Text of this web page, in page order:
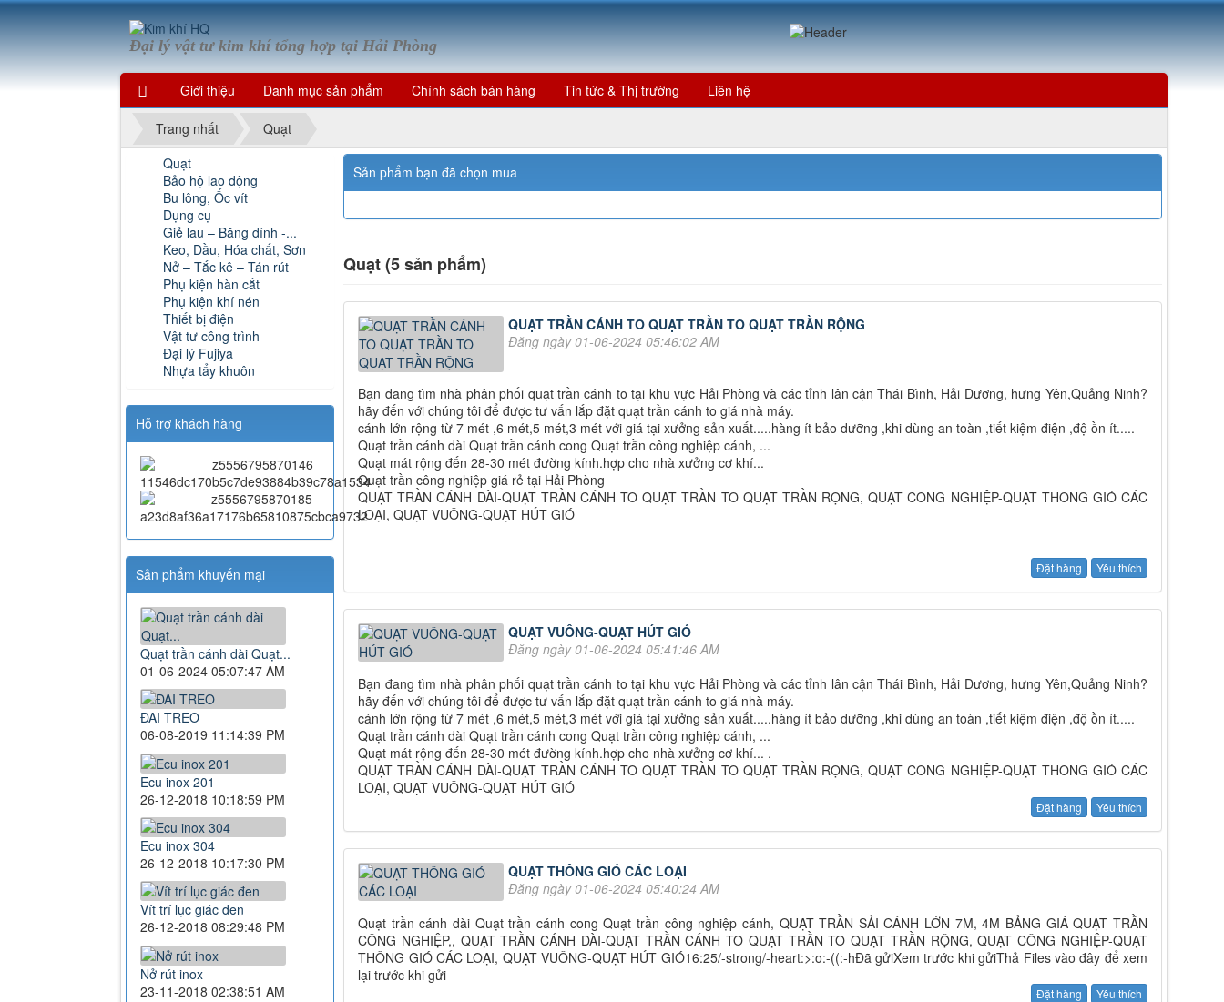
Đại lý vật tư kim khí tổng hợp tại Hải Phòng
Giới thiệu Danh mục sản phẩm Chính sách bán hàng Tin tức & Thị trường Liên hệ
Trang nhất Quạt
Sản phẩm bạn đã chọn mua
Quạt (5 sản phẩm)
QUẠT TRẦN CÁNH TO QUẠT TRẦN TO QUẠT TRẦN RỘNG
Đăng ngày 01-06-2024 05:46:02 AM
Bạn đang tìm nhà phân phối quạt trần cánh to tại khu vực Hải Phòng và các tỉnh lân cận Thái Bình, Hải Dương, hưng Yên,Quảng Ninh?
hãy đến với chúng tôi để được tư vấn lắp đặt quạt trần cánh to giá nhà máy.
cánh lớn rộng từ 7 mét ,6 mét,5 mét,3 mét với giá tại xưởng sản xuất.....hàng ít bảo dưỡng ,khi dùng an toàn ,tiết kiệm điện ,độ ồn ít.....
Quạt trần cánh dài Quạt trần cánh cong Quạt trần công nghiệp cánh, ...
Quạt mát rộng đến 28-30 mét đường kính.hợp cho nhà xưởng cơ khí...
Quạt trần công nghiệp giá rẻ tại Hải Phòng
QUẠT TRẦN CÁNH DÀI-QUẠT TRẦN CÁNH TO QUẠT TRẦN TO QUẠT TRẦN RỘNG, QUẠT CÔNG NGHIỆP-QUẠT THÔNG GIÓ CÁC
LOẠI, QUẠT VUÔNG-QUẠT HÚT GIÓ
Đặt hàng Yêu thích
QUẠT VUÔNG-QUẠT HÚT GIÓ
Đăng ngày 01-06-2024 05:41:46 AM
Bạn đang tìm nhà phân phối quạt trần cánh to tại khu vực Hải Phòng và các tỉnh lân cận Thái Bình, Hải Dương, hưng Yên,Quảng Ninh?
hãy đến với chúng tôi để được tư vấn lắp đặt quạt trần cánh to giá nhà máy.
cánh lớn rộng từ 7 mét ,6 mét,5 mét,3 mét với giá tại xưởng sản xuất.....hàng ít bảo dưỡng ,khi dùng an toàn ,tiết kiệm điện ,độ ồn ít.....
Quạt trần cánh dài Quạt trần cánh cong Quạt trần công nghiệp cánh, ...
Quạt mát rộng đến 28-30 mét đường kính.hợp cho nhà xưởng cơ khí... .
QUẠT TRẦN CÁNH DÀI-QUẠT TRẦN CÁNH TO QUẠT TRẦN TO QUẠT TRẦN RỘNG, QUẠT CÔNG NGHIỆP-QUẠT THÔNG GIÓ CÁC
LOẠI, QUẠT VUÔNG-QUẠT HÚT GIÓ
Đặt hàng Yêu thích
QUẠT THÔNG GIÓ CÁC LOẠI
Đăng ngày 01-06-2024 05:40:24 AM
Quạt trần cánh dài Quạt trần cánh cong Quạt trần công nghiệp cánh, QUẠT TRẦN SẢI CÁNH LỚN 7M, 4M BẢNG GIÁ QUẠT TRẦN
CÔNG NGHIỆP,, QUẠT TRẦN CÁNH DÀI-QUẠT TRẦN CÁNH TO QUẠT TRẦN TO QUẠT TRẦN RỘNG, QUẠT CÔNG NGHIỆP-QUẠT
THÔNG GIÓ CÁC LOẠI, QUẠT VUÔNG-QUẠT HÚT GIÓ16:25/-strong/-heart:>:o:-((:-hĐã gửiXem trước khi gửiThả Files vào đây để xem
lại trước khi gửi
Đặt hàng Yêu thích
Quạt
Bảo hộ lao động
Bu lông, Ốc vít
Dụng cụ
Giẻ lau – Băng dính -...
Keo, Dầu, Hóa chất, Sơn
Nở – Tắc kê – Tán rút
Phụ kiện hàn cắt
Phụ kiện khí nén
Thiết bị điện
Vật tư công trình
Đại lý Fujiya
Nhựa tẩy khuôn
Hỗ trợ khách hàng
Sản phẩm khuyến mại
Quạt trần cánh dài Quạt...
01-06-2024 05:07:47 AM
ĐAI TREO
06-08-2019 11:14:39 PM
Ecu inox 201
26-12-2018 10:18:59 PM
Ecu inox 304
26-12-2018 10:17:30 PM
Vít trí lục giác đen
26-12-2018 08:29:48 PM
Nở rút inox
23-11-2018 02:38:51 AM